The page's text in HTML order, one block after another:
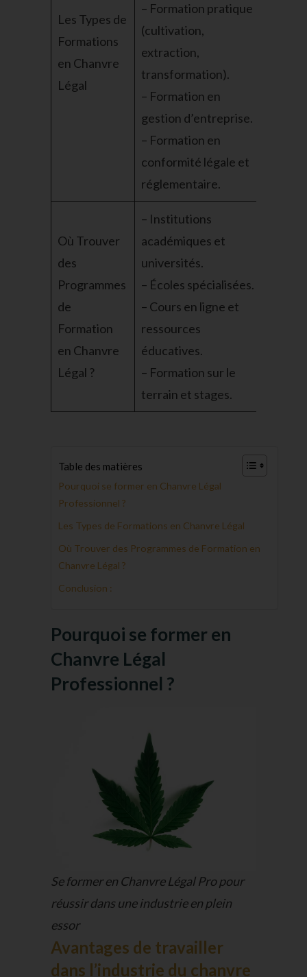
Les Types de
Formations
en Chanvre
Légal
– Formation pratique
(cultivation,
extraction,
transformation).
– Formation en
gestion d’entreprise.
– Formation en
conformité légale et
réglementaire.
Où Trouver
des
Programmes
de
Formation
en Chanvre
Légal ?
– Institutions
académiques et
universités.
– Écoles spécialisées.
– Cours en ligne et
ressources
éducatives.
– Formation sur le
terrain et stages.
Table des matières
Pourquoi se former en Chanvre Légal
Professionnel ?
Les Types de Formations en Chanvre Légal
Où Trouver des Programmes de Formation en
Chanvre Légal ?
Conclusion :
Pourquoi se former en
Chanvre Légal
Professionnel ?
Se former en Chanvre Légal Pro pour
réussir dans une industrie en plein
essor
Avantages de travailler
dans l’industrie du chanvre